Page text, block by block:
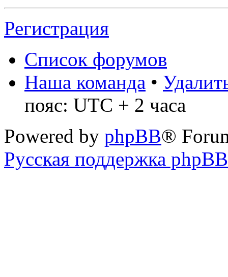
Регистрация
Список форумов
Наша команда •
пояс: UTC + 2 часа
Powered by phpBB®
Русская поддержка phpBB